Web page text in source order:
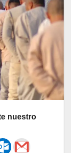
nuestro